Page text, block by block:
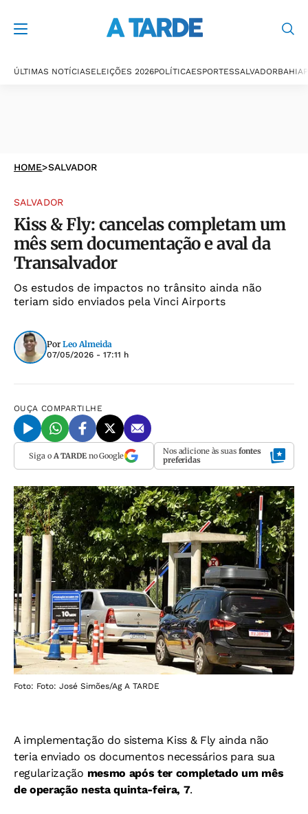
ÚLTIMAS NOTÍCIASELEIÇÕES 2026POLÍTICAESPORTESSALVADORBAHIA
HOME>SALVADOR
SALVADOR
Kiss & Fly: cancelas completam um
mês sem documentação e aval da
Transalvador
Os estudos de impactos no trânsito ainda não
teriam sido enviados pela Vinci Airports
Por Leo Almeida
07/05/2026 - 17:11 h
OUÇA COMPARTILHE
Siga o A TARDEno Google Nos adicione às suas fontes
preferidas
Foto: Foto: José Simões/Ag A TARDE
A implementação do sistema Kiss & Fly ainda não
teria enviado os documentos necessários para sua
regularização mesmo após ter completado um mês
de operação nesta quinta-feira, 7.